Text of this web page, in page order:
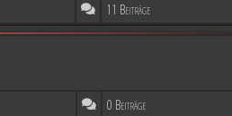
11 Beiträge
0 Beiträge